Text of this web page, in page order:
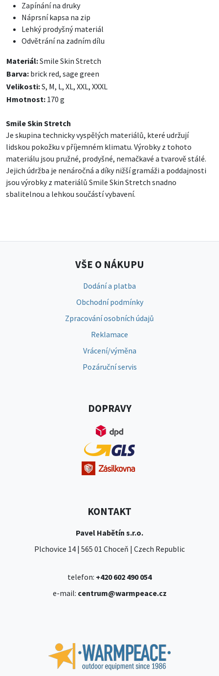
Zapínání na druky
Náprsní kapsa na zip
Lehký prodyšný materiál
Odvětrání na zadním dílu
Materiál:Smile Skin Stretch
Barva: brick red, sage green
Velikosti:S, M, L, XL, XXL, XXXL
Hmotnost: 170 g
Smile Skin Stretch
Je skupina technicky vyspělých materiálů, které udržují
lidskou pokožku v příjemném klimatu. Výrobky z tohoto
materiálu jsou pružné, prodyšné, nemačkavé a tvarově stálé.
Jejich údržba je nenáročná a díky nižší gramáži a poddajnosti
jsou výrobky z materiálů Smile Skin Stretch snadno
sbalitelnou a lehkou součástí vybavení.
VŠE O NÁKUPU
Dodání a platba
Obchodní podmínky
Zpracování osobních údajů
Reklamace
Vrácení/výměna
Pozáruční servis
DOPRAVY
KONTAKT
Pavel Habětín s.r.o.
Plchovice 14 | 565 01 Choceň | Czech Republic
telefon: +420 602 490 054
e-mail: centrum@warmpeace.cz